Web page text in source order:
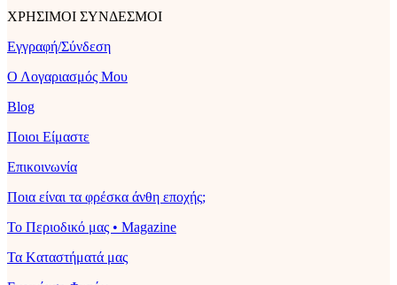
through
ΧΡΗΣΙΜΟΙ ΣΥΝΔΕΣΜΟΙ
Εγγραφή/Σύνδεση
Ο Λογαριασμός Μου
Blog
Ποιοι Είμαστε
Επικοινωνία
Ποια είναι τα φρέσκα άνθη εποχής;
Το Περιοδικό μας • Magazine
Τα Kαταστήματά μας